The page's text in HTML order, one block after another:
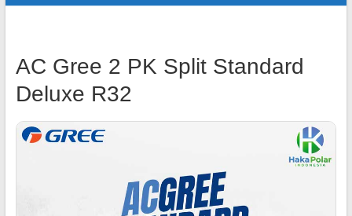
AC Gree 2 PK Split Standard
Deluxe R32